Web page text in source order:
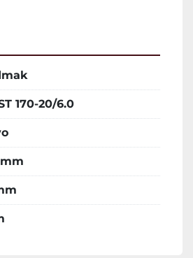
170-20/6.0